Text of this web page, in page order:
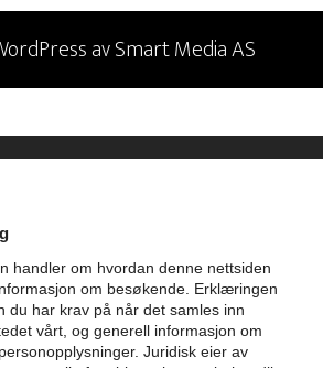
avSmart Media AS
handler om hvordan denne nettsiden
om besøkende. Erklæringen
du har krav på når det samles inn
vårt, og generell informasjon om
Juridisk eier av